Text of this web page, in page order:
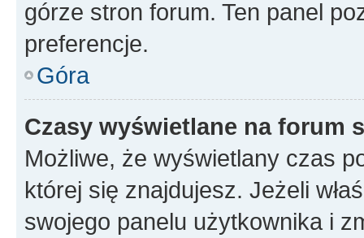
górze stron forum. Ten panel
preferencje.
Góra
Czasy wyświetlane na forum
Możliwe, że wyświetlany czas
której się znajdujesz. Jeżeli
swojego panelu użytkownika i